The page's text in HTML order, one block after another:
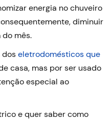
energia no chuveiro
diminuir
mês.
doseletrodomésticos que
casa, mas por ser usado
especial ao
e quer saber como